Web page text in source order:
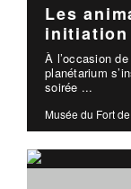
Les
initiation
À l’occasion
planétarium
soirée ...
Musée du Fort